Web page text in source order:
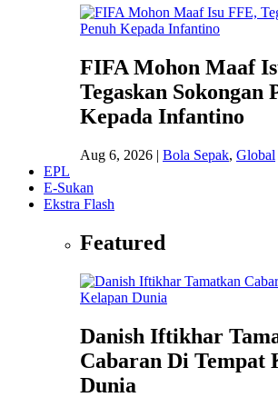
FIFA Mohon Maaf
Tegaskan Sokongan
Kepada Infantino
Aug 6, 2026 | Bola Sepak, Global
EPL
E-Sukan
Ekstra Flash
Featured
Danish Iftikhar
Cabaran Di Tempat
Dunia